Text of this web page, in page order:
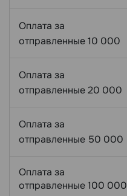
Оплата за
отправленные 10 000
Оплата за
отправленные 20 000
Оплата за
отправленные 50 000
Оплата за
отправленные 100 000